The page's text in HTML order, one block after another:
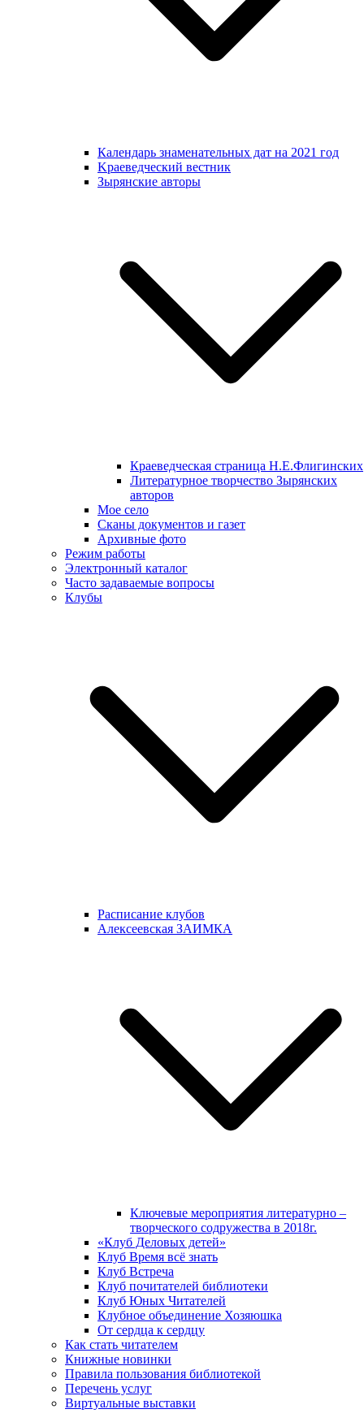
Календарь знаменательных дат на 2021 год
Kраеведческий вестник
Зырянские авторы
Краеведческая страница Н.Е.Флигинских
Литературное творчество Зырянских
авторов
Мое село
Сканы документов и газет
Архивные фото
Режим работы
Электронный каталог
Часто задаваемые вопросы
Клубы
Расписание клубов
Алексеевская ЗАИМКА
Ключевые мероприятия литературно –
творческого содружества в 2018г.
«Клуб Деловых детей»
Клуб Время всё знать
Клуб Встреча
Клуб почитателей библиотеки
Клуб Юных Читателей
Клубное объединение Хозяюшка
От сердца к сердцу
Как стать читателем
Книжные новинки
Правила пользования библиотекой
Перечень услуг
Виртуальные выставки